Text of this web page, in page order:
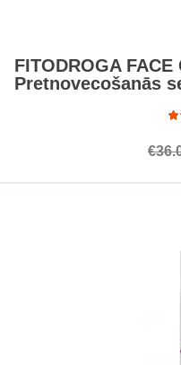
FITODROGA FACE
Pretnovecošanās
€